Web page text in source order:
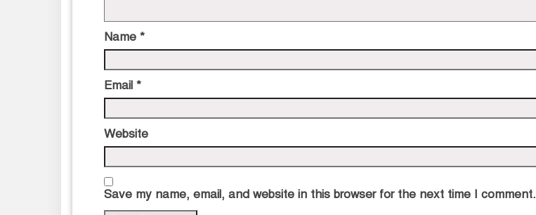
Name *
Email *
Website
Save my name, email, and website in this browser for the next time I comment.